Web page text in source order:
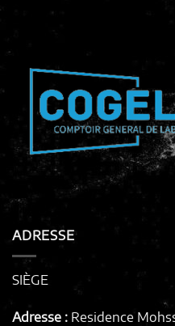
ADRESSE
SIÈGE
Adresse : Residence